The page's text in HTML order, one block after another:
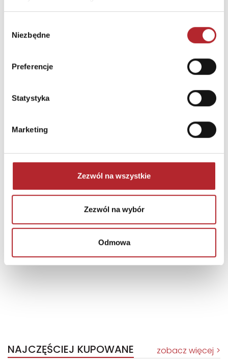
zgody
Niezbędne
Preferencje
Statystyka
Marketing
Zezwól na wszystkie
Zezwól na wybór
Odmowa
SPÓŁKA KOMANDYTOWA
Ulica
Miasto
INNI KLIENCI KUPOWALI
Brak danych
NAJCZĘŚCIEJ KUPOWANE zobacz więcej